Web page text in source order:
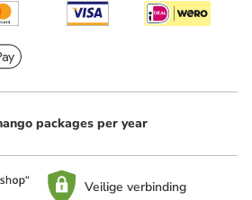
packages per year
Veilige verbinding